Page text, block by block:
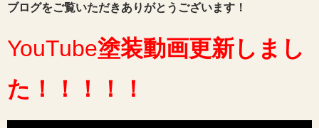
ブログをご覧いただきありがとうございます！
YouTube塗装動画更新しまし
た ！！！！！